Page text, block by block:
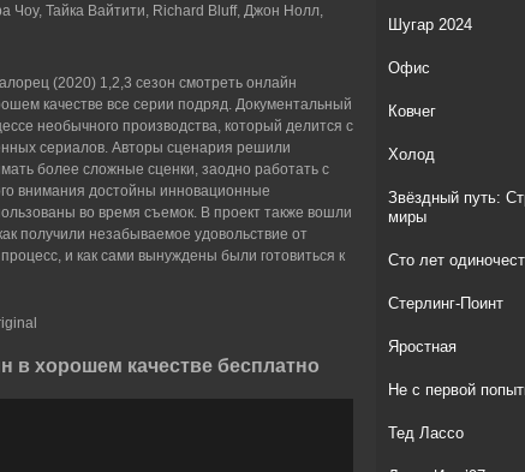
Чоу, Тайка Вайтити, Richard Bluff, Джон Нолл,
(2020) 1,2,3 сезон смотреть онлайн
качестве все серии подряд. Документальный
необычного производства, который делится с
сериалов. Авторы сценария решили
более сложные сценки, заодно работать с
внимания достойны инновационные
во время съемок. В проект также вошли
получили незабываемое удовольствие от
и как сами вынуждены были готовиться к
в хорошем качестве бесплатно
Шугар 2024
Офис
Ковчег
Холод
Звёздный путь:
миры
Сто лет
Стерлинг-Поинт
Яростная
Не с первой
Тед Лассо